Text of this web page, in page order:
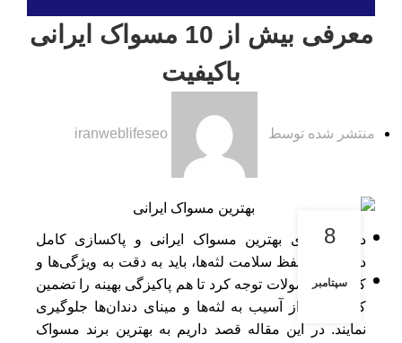
معرفی بیش از 10 مسواک ایرانی
باکیفیت
iranweblifeseo
در جستجوی بهترین مسواک ایرانی و پاکسازی کامل
دندان‌ها و حفظ سلامت لثه‌ها، باید به دقت به ویژگی‌ها و
کیفیت محصولات توجه کرد تا هم پاکیزگی بهینه را تضمین
کنند و هم از آسیب به لثه‌ها و مینای دندان‌ها جلوگیری
نمایند. در این مقاله قصد داریم به بهترین برند مسواک
8
سپتامبر